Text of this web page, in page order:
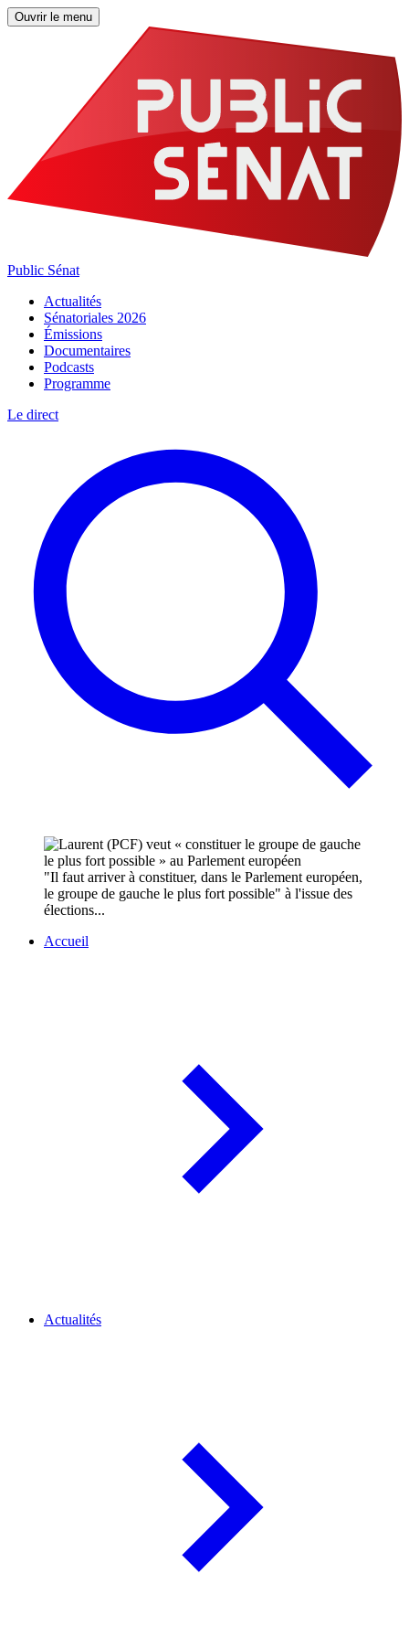
Ouvrir le menu
Public Sénat
Actualités
Sénatoriales 2026
Émissions
Documentaires
Podcasts
Programme
Le direct
"Il faut arriver à constituer, dans le Parlement européen,
le groupe de gauche le plus fort possible" à l'issue des
élections...
Accueil
Actualités